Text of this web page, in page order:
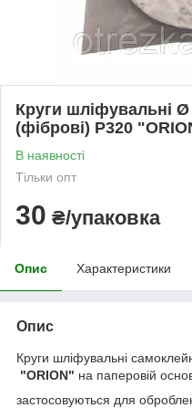
Круги шліфувальні
(фіброві) P320
В наявності
Тільки опт
30 ₴/упаковка
Опис Характеристики
Опис
Круги шліфувальні
"ORION" на паперовій
застосовуються для